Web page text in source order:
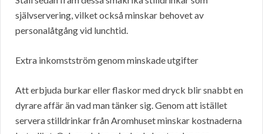
självservering, vilket också minskar behovet av
personalåtgång vid lunchtid.
Extra inkomstström genom minskade utgifter
Att erbjuda burkar eller flaskor med dryck blir snabbt en
dyrare affär än vad man tänker sig. Genom att istället
servera stilldrinkar från Aromhuset minskar kostnaderna